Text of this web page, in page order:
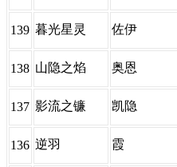
139 暮光星灵 佐伊
138 山隐之焰 奥恩
137 影流之镰 凯隐
136 逆羽 霞